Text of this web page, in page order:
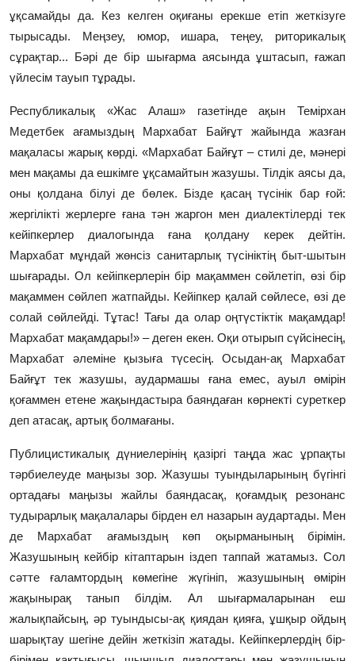
ұқсамайды да. Кез келген оқиғаны ерекше етіп жеткізуге
тырысады. Меңзеу, юмор, ишара, теңеу, риторикалық
сұрақтар... Бәрі де бір шығарма аясында ұштасып, ғажап
үйлесім тауып тұрады.
Республикалық «Жас Алаш» газетінде ақын Темірхан
Медетбек ағамыздың Мархабат Байғұт жайында жазған
мақаласы жарық көрді. «Мархабат Байғұт – стилі де, мәнері
мен мақамы да ешкімге ұқсамайтын жазушы. Тілдік аясы да,
оны қолдана білуі де бөлек. Бізде қасаң түсінік бар ғой:
жергілікті жерлерге ғана тән жаргон мен диалектілерді тек
кейіпкерлер диалогында ғана қолдану керек дейтін.
Мархабат мұндай жөнсіз санитарлық түсініктің быт-шытын
шығарады. Ол кейіпкерлерін бір мақаммен сөйлетіп, өзі бір
мақаммен сөйлеп жатпайды. Кейіпкер қалай сөйлесе, өзі де
солай сөйлейді. Тұтас! Тағы да олар оңтүстіктік мақамдар!
Мархабат мақамдары!» – деген екен. Оқи отырып сүйсінесің,
Мархабат әлеміне қызыға түсесің. Осыдан-ақ Мархабат
Байғұт тек жазушы, аудармашы ғана емес, ауыл өмірін
қоғаммен етене жақындастыра баяндаған көрнекті суреткер
деп атасақ, артық болмағаны.
Публицистикалық дүниелерінің қазіргі таңда жас ұрпақты
тәрбиелеуде маңызы зор. Жазушы туындыларының бүгінгі
ортадағы маңызы жайлы баяндасақ, қоғамдық резонанс
тудырарлық мақалалары бірден ел назарын аудартады. Мен
де Мархабат ағамыздың көп оқырманының бірімін.
Жазушының кейбір кітаптарын іздеп таппай жатамыз. Сол
сәтте ғаламтордың көмегіне жүгініп, жазушының өмірін
жақынырақ танып білдім. Ал шығармаларынан еш
жалықпайсың, әр туындысы-ақ қиядан қияға, ұшқыр ойдың
шарықтау шегіне дейін жеткізіп жатады. Кейіпкерлердің бір-